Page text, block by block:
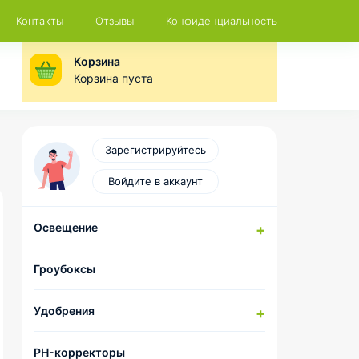
Контакты Отзывы Конфиденциальность
Корзина
Корзина пуста
Зарегистрируйтесь
Войдите в аккаунт
Освещение
Компоненты для сборки
LED-лампы
Гроубоксы
Удобрения
PH-корректоры